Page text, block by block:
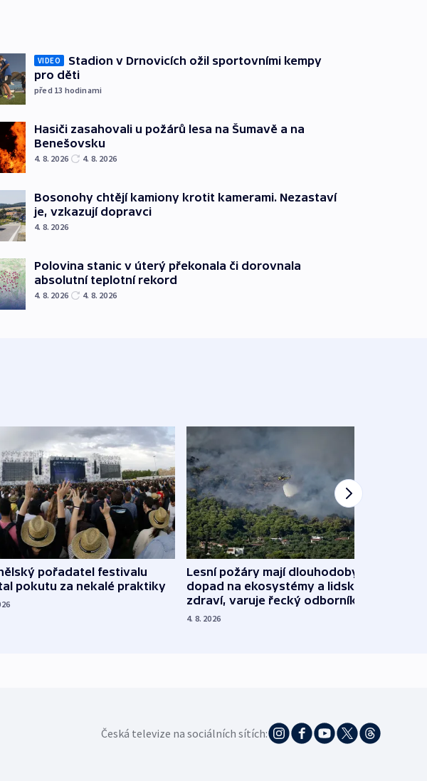
VIDEO
Stadion v Drnovicích ožil sportovními kempy
pro děti
před 13 hodinami
Hasiči zasahovali u požárů lesa na Šumavě a na
Benešovsku
4. 8. 2026 4. 8. 2026
Bosonohy chtějí kamiony krotit kamerami. Nezastaví
je, vzkazují dopravci
4. 8. 2026
Polovina stanic v úterý překonala či dorovnala
absolutní teplotní rekord
4. 8. 2026 4. 8. 2026
pořadatel festivalu
pokutu za nekalé praktiky
Lesní požáry mají dlouhodobý
dopad na ekosystémy a lidské
zdraví, varuje řecký odborník
4. 8. 2026
Česká televize na sociálních sítích: